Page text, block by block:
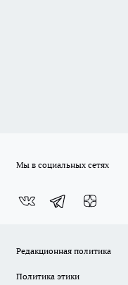
Мы в социальных сетях
Редакционная политика
Политика этики